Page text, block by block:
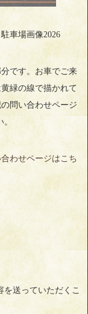
車場画像2026
です。お車でご来
緑の線で描かれて
問い合わせページ
わせページはこち
送っていただくこ